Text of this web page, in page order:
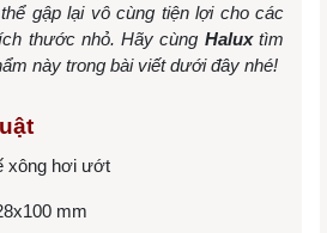
gập lại vô cùng tiện lợi cho các
thước nhỏ. Hãy cùng Haluxtìm
này trong bài viết dưới đây nhé!
xông hơi ướt
mm